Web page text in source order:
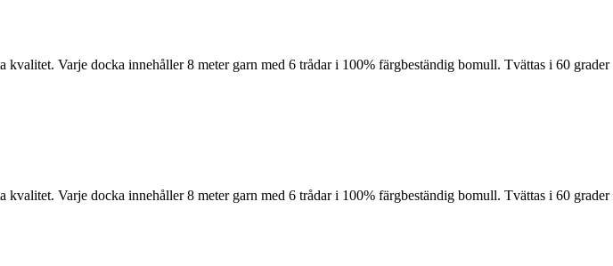
Varje docka innehåller 8 meter garn med 6 trådar i 100% färgbeständig bomull. Tvättas i 60 grader
Varje docka innehåller 8 meter garn med 6 trådar i 100% färgbeständig bomull. Tvättas i 60 grader